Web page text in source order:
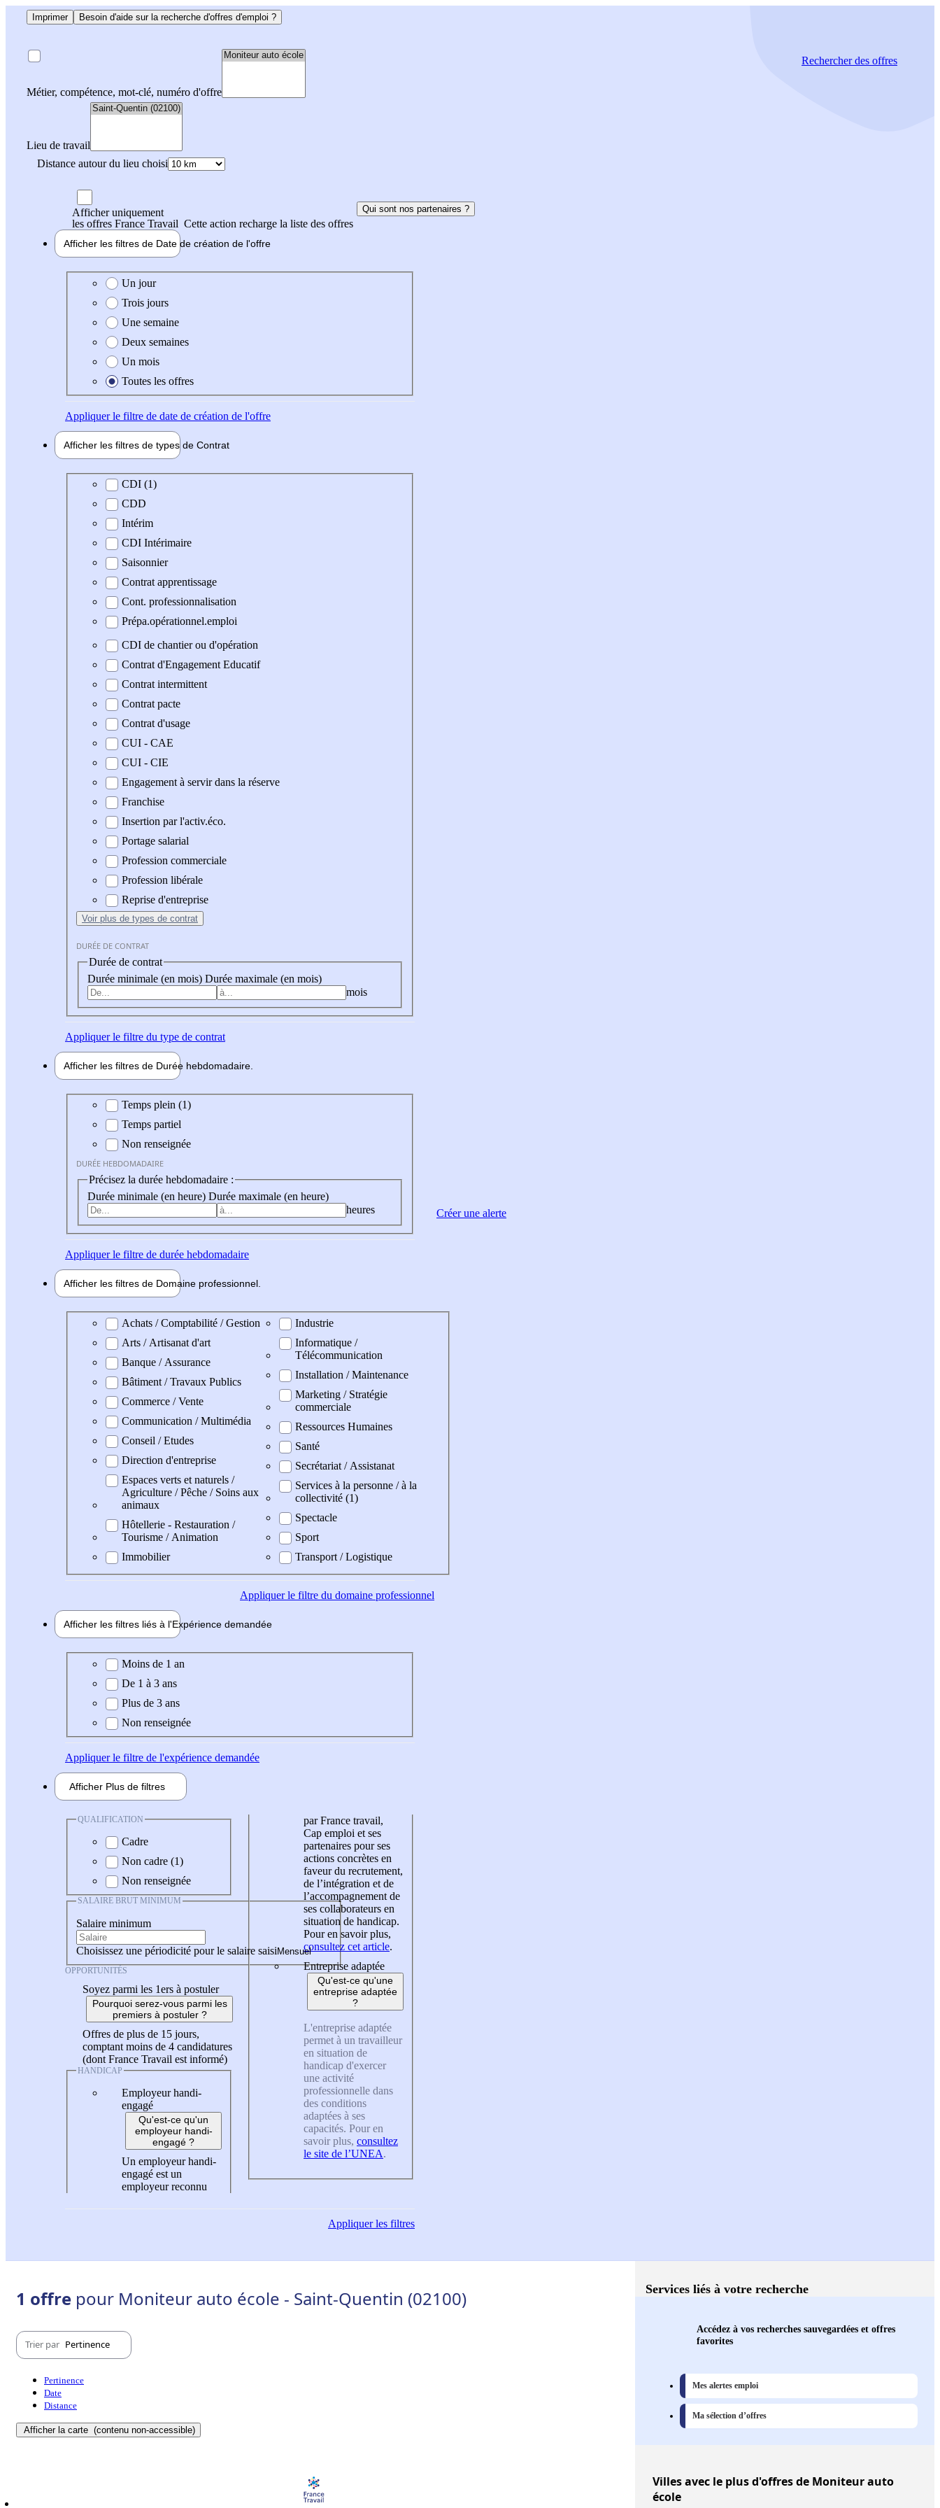
Imprimer Besoin d'aide sur la recherche d'offres d'emploi ?
Métier, compétence, mot-clé, numéro d'offre
Lieu de travail
Distance autour du lieu choisi
Rechercherdes offres
Afficher uniquement
les offres France Travail Cette action recharge la liste des offres
Qui sont nos partenaires ?
Afficher les filtres de Date de création de l'offre
Date de création de l'offre
Un jour
Trois jours
Une semaine
Deux semaines
Un mois
Toutes les offres
Appliquerle filtre de date de création de l'offre
Afficher les filtres de types de Contrat
Type de contrat
CDI (1)
CDD
Intérim
CDI Intérimaire
Saisonnier
Contrat apprentissage
Cont. professionnalisation
Prépa.opérationnel.emploi
CDI de chantier ou d'opération
Contrat d'Engagement Educatif
Contrat intermittent
Contrat pacte
Contrat d'usage
CUI - CAE
CUI - CIE
Engagement à servir dans la réserve
Franchise
Insertion par l'activ.éco.
Portage salarial
Profession commerciale
Profession libérale
Reprise d'entreprise
Voir plus de types de contrat
DURÉE DE CONTRAT
Durée de contrat
Durée minimale (en mois) Durée maximale (en mois)
mois
Appliquerle filtre du type de contrat
Afficher les filtres de Durée hebdomadaire
Durée hebdomadaire
Temps plein (1)
Temps partiel
Non renseignée
DURÉE HEBDOMADAIRE
Précisez la durée hebdomadaire :
Durée minimale (en heure) Durée maximale (en heure)
heures
Appliquerle filtre de durée hebdomadaire
Afficher les filtres de Domaine professionnel
Domaine professionel
Achats / Comptabilité / Gestion
Arts / Artisanat d'art
Banque / Assurance
Bâtiment / Travaux Publics
Commerce / Vente
Communication / Multimédia
Conseil / Etudes
Direction d'entreprise
Espaces verts et naturels /
Agriculture / Pêche / Soins aux
animaux
Hôtellerie - Restauration /
Tourisme / Animation
Immobilier
Industrie
Informatique /
Télécommunication
Installation / Maintenance
Marketing / Stratégie
commerciale
Ressources Humaines
Santé
Secrétariat / Assistanat
Services à la personne / à la
collectivité (1)
Spectacle
Sport
Transport / Logistique
Appliquerle filtre du domaine professionnel
Afficher les filtres liés à l'Expérience demandée
Expérience demandée
Moins de 1 an
De 1 à 3 ans
Plus de 3 ans
Non renseignée
Appliquerle filtre de l'expérience demandée
Afficher Plus de filtres
QUALIFICATION
Cadre
Non cadre (1)
Non renseignée
SALAIRE BRUT MINIMUM
Salaire minimum
Choisissez une périodicité pour le salaire saisi
OPPORTUNITÉS
Soyez parmi les 1ers à postuler
Pourquoi serez-vous parmi les
premiers à postuler ?
Offres de plus de 15 jours,
comptant moins de 4 candidatures
(dont France Travail est informé)
HANDICAP
Employeur handi-
engagé
Qu'est-ce qu'un
employeur handi-
engagé ?
Un employeur handi-
engagé est un
employeur reconnu
par France travail,
Cap emploi et ses
partenaires pour ses
actions concrètes en
faveur du recrutement,
de l’intégration et de
l’accompagnement de
ses collaborateurs en
situation de handicap.
Pour en savoir plus,
consultez cet article.
Entreprise adaptée
Qu'est-ce qu'une
entreprise adaptée
?
L'entreprise adaptée
permet à un travailleur
en situation de
handicap d'exercer
une activité
professionnelle dans
des conditions
adaptées à ses
capacités. Pour en
savoir plus, consultez
le site de l’UNEA.
Appliquerles filtres
Créer une alerte
1 offre pour Moniteur auto école - Saint-Quentin (02100)
Trier par Pertinence
Pertinence
Date
Distance
Afficher la carte (contenu non-accessible)
Services liés à votre recherche
Accédez à vos recherches sauvegardées et offres
favorites
Mes alertes emploi
Ma sélection d’offres
Villesavec le plus d'offres de Moniteur auto
école